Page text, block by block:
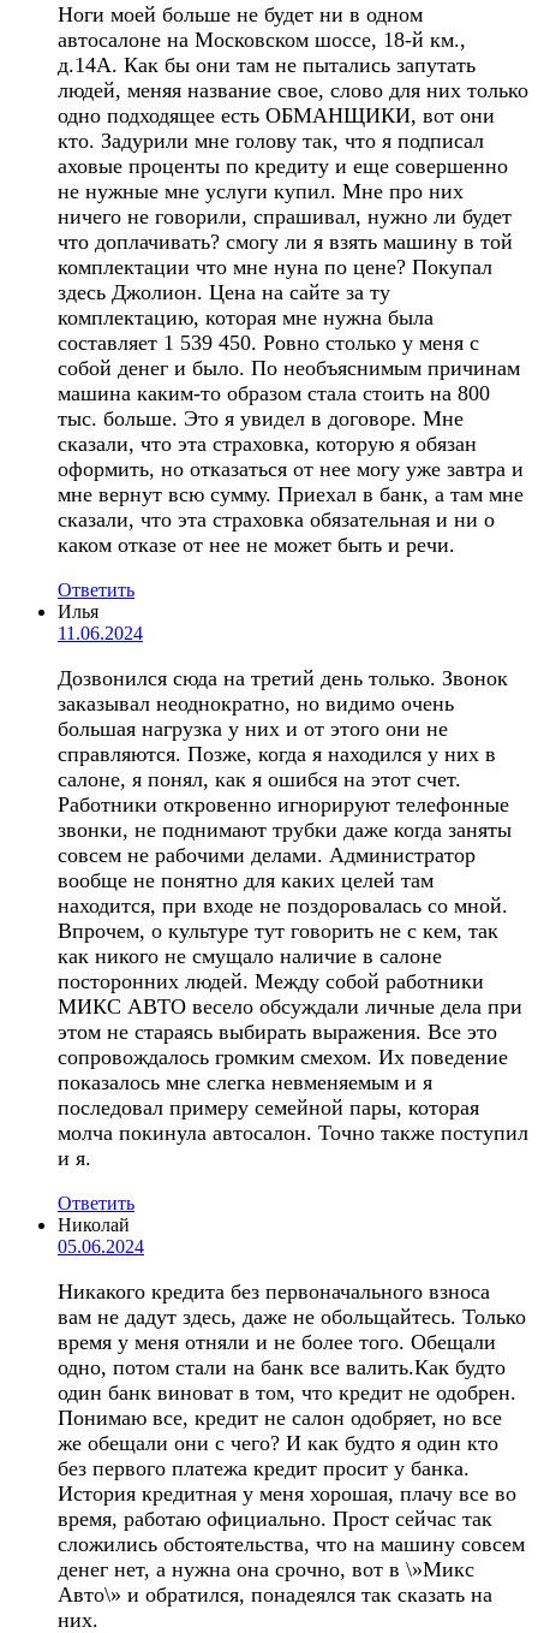
Ноги моей больше не будет ни в одном
автосалоне на Московском шоссе, 18-й км.,
д.14А. Как бы они там не пытались запутать
людей, меняя название свое, слово для них только
одно подходящее есть ОБМАНЩИКИ, вот они
кто. Задурили мне голову так, что я подписал
аховые проценты по кредиту и еще совершенно
не нужные мне услуги купил. Мне про них
ничего не говорили, спрашивал, нужно ли будет
что доплачивать? смогу ли я взять машину в той
комплектации что мне нуна по цене? Покупал
здесь Джолион. Цена на сайте за ту
комплектацию, которая мне нужна была
составляет 1 539 450. Ровно столько у меня с
собой денег и было. По необъяснимым причинам
машина каким-то образом стала стоить на 800
тыс. больше. Это я увидел в договоре. Мне
сказали, что эта страховка, которую я обязан
оформить, но отказаться от нее могу уже завтра и
мне вернут всю сумму. Приехал в банк, а там мне
сказали, что эта страховка обязательная и ни о
каком отказе от нее не может быть и речи.
Ответить
Илья
11.06.2024
Дозвонился сюда на третий день только. Звонок
заказывал неоднократно, но видимо очень
большая нагрузка у них и от этого они не
справляются. Позже, когда я находился у них в
салоне, я понял, как я ошибся на этот счет.
Работники откровенно игнорируют телефонные
звонки, не поднимают трубки даже когда заняты
совсем не рабочими делами. Администратор
вообще не понятно для каких целей там
находится, при входе не поздоровалась со мной.
Впрочем, о культуре тут говорить не с кем, так
как никого не смущало наличие в салоне
посторонних людей. Между собой работники
МИКС АВТО весело обсуждали личные дела при
этом не стараясь выбирать выражения. Все это
сопровождалось громким смехом. Их поведение
показалось мне слегка невменяемым и я
последовал примеру семейной пары, которая
молча покинула автосалон. Точно также поступил
и я.
Ответить
Николай
05.06.2024
Никакого кредита без первоначального взноса
вам не дадут здесь, даже не обольщайтесь. Только
время у меня отняли и не более того. Обещали
одно, потом стали на банк все валить.Как будто
один банк виноват в том, что кредит не одобрен.
Понимаю все, кредит не салон одобряет, но все
же обещали они с чего? И как будто я один кто
без первого платежа кредит просит у банка.
История кредитная у меня хорошая, плачу все во
время, работаю официально. Прост сейчас так
сложились обстоятельства, что на машину совсем
денег нет, а нужна она срочно, вот в \»Микс
Авто\» и обратился, понадеялся так сказать на
них.